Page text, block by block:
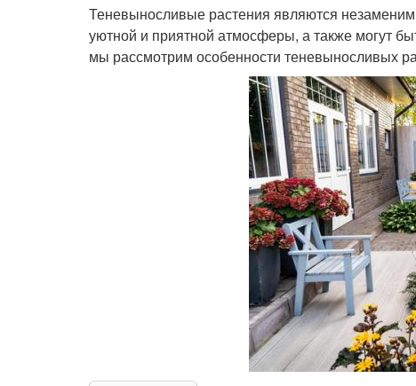
Теневыносливые растения являются
уютной и приятной атмосферы, а также могут
мы рассмотрим особенности теневыносливых